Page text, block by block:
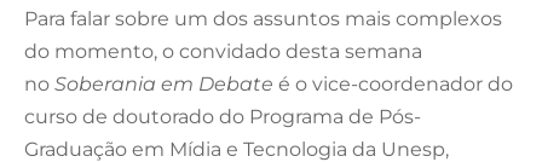
Para falar sobre um dos assuntos mais complexos
do momento, o convidado desta semana
no Soberania em Debate é o vice-coordenador do
curso de doutorado do Programa de Pós-
Graduação em Mídia e Tecnologia da Unesp,